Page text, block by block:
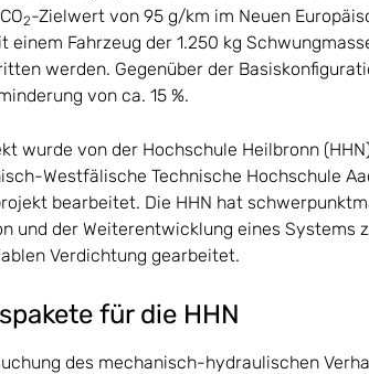
2-Zielwert von 95 g/km im Neuen
einem Fahrzeug der 1.250 kg
werden. Gegenüber der
von ca. 15 %.
wurde von der Hochschule Heilbronn
Westfälische Technische Hochschule
bearbeitet. Die HHN hat
und der Weiterentwicklung eines Systems
Verdichtung gearbeitet.
für die HHN
des mechanisch-hydraulischen